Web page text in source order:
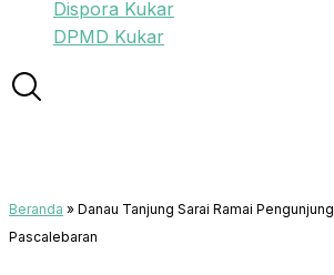
Dispora Kukar
DPMD Kukar
Beranda » Danau Tanjung Sarai Ramai Pengunjung
Pascalebaran